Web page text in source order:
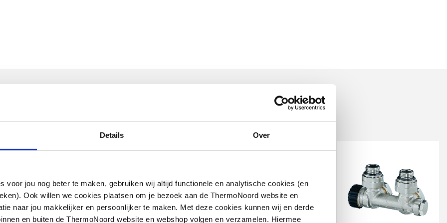
Details Over
voor jou nog beter te maken, gebruiken wij altijd functionele en analytische cookies (en
Ook willen we cookies plaatsen om je bezoek aan de ThermoNoord website en
naar jou makkelijker en persoonlijker te maken. Met deze cookies kunnen wij en derde
en buiten de ThermoNoord website en webshop volgen en verzamelen. Hiermee